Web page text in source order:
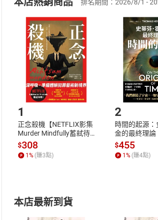
(二)消費者訂購本店鋪之商品即代
且已下載/存取電子書，不得請求退
退貨方式：您欲取消訂單或辦理退
貨」，本店鋪將依您的申請進行審
請注意，樂天市場須以整筆訂單為
挑選商品
Choose
放
購書後，如何開始使用？
Step1.選擇閱讀載具
排名期間：2026/8/1 -
1
正念殺機【NETFLIX影集
Murder Mindfully蓄弒待
發】【電子書】
$308
1% (賺3點)
2
時間的起源
金的最終理論
$455
1% (賺4點)
本店最新到貨